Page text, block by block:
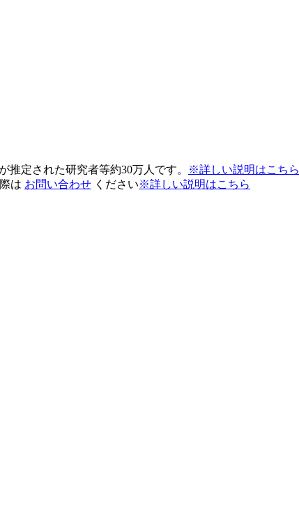
推定された研究者等約30万人です。
※詳しい説明はこちら
は お問い合わせ ください※詳しい説明はこちら